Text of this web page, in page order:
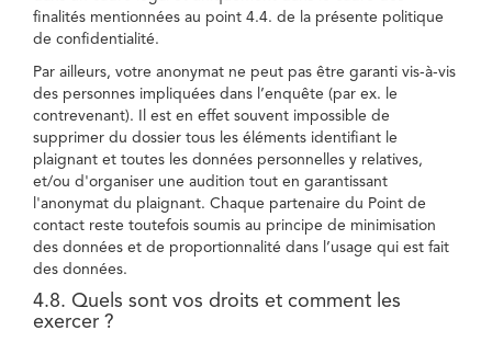
finalités mentionnées au point 4.4. de la présente politique
de confidentialité.
Par ailleurs, votre anonymat ne peut pas être garanti vis-à-vis
des personnes impliquées dans l’enquête (par ex. le
contrevenant). Il est en effet souvent impossible de
supprimer du dossier tous les éléments identifiant le
plaignant et toutes les données personnelles y relatives,
et/ou d'organiser une audition tout en garantissant
l'anonymat du plaignant. Chaque partenaire du Point de
contact reste toutefois soumis au principe de minimisation
des données et de proportionnalité dans l’usage qui est fait
des données.
4.8. Quels sont vos droits et comment les
exercer ?